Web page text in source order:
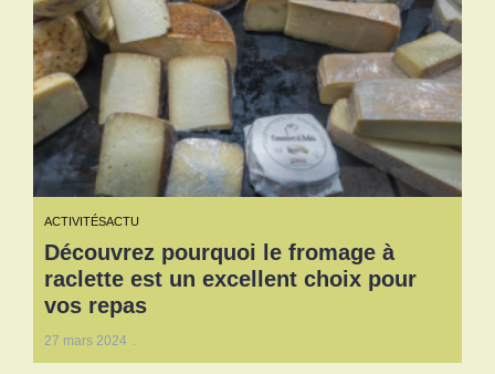
ACTIVITÉSACTU
Découvrez pourquoi le fromage à
raclette est un excellent choix pour
vos repas
27 mars 2024